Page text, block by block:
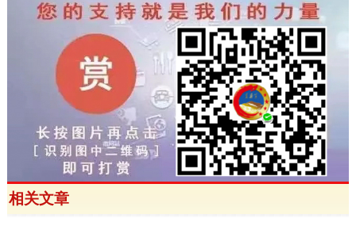
相关文章